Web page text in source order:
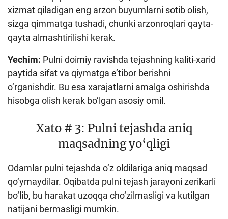
xizmat qiladigan eng arzon buyumlarni sotib olish,
sizga qimmatga tushadi, chunki arzonroqlari qayta-
qayta almashtirilishi kerak.
Yechim: Pulni doimiy ravishda tejashning kaliti-xarid
paytida sifat va qiymatga e’tibor berishni
o‘rganishdir. Bu esa xarajatlarni amalga oshirishda
hisobga olish kerak bo‘lgan asosiy omil.
Xato # 3: Pulni tejashda aniq
maqsadning yo‘qligi
Odamlar pulni tejashda o‘z oldilariga aniq maqsad
qo‘ymaydilar. Oqibatda pulni tejash jarayoni zerikarli
bo‘lib, bu harakat uzoqqa cho‘zilmasligi va kutilgan
natijani bermasligi mumkin.